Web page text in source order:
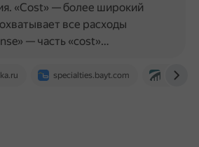
specialties.bayt.com
«Cost» — более широкий
все расходы
— часть «cost»…